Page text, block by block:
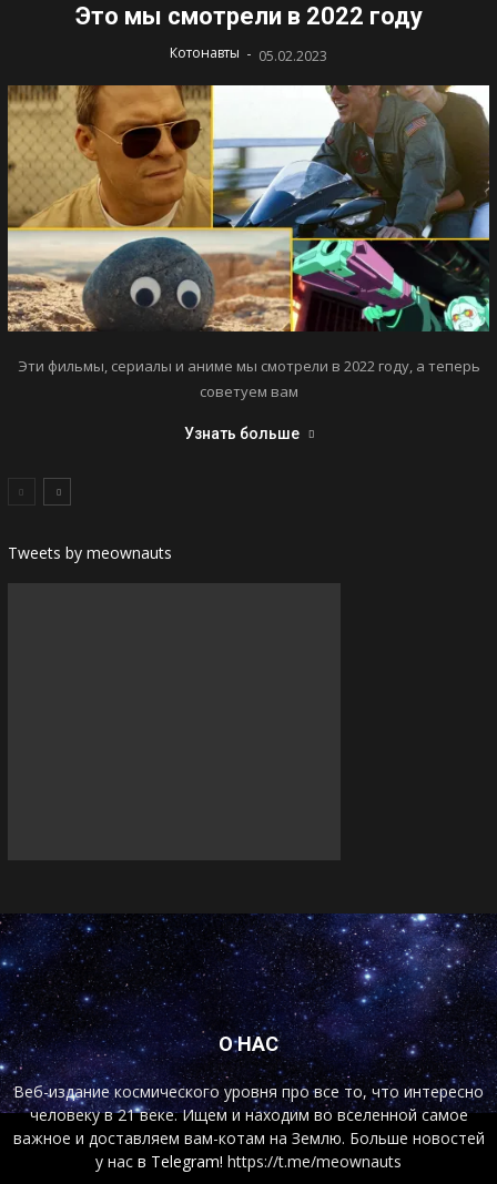
Это мы смотрели в 2022 году
Котонавты - 05.02.2023
Эти фильмы, сериалы и аниме мы смотрели в 2022 году, а теперь
советуем вам
Узнать больше
Tweets by meownauts
О НАС
Веб-издание космического уровня про все то, что интересно
человеку в 21 веке. Ищем и находим во вселенной самое
важное и доставляем вам-котам на Землю. Больше новостей
у нас в Telegram! https://t.me/meownauts